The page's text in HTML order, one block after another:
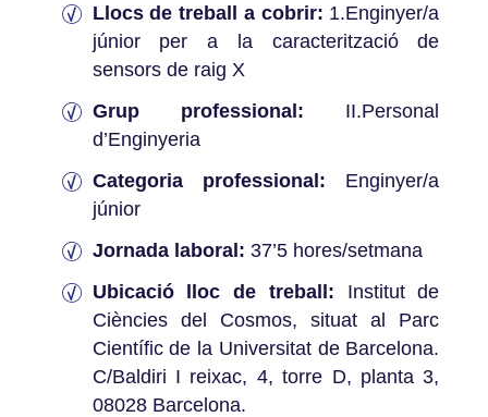
Llocs de treball a cobrir: 1.Enginyer/a
júnior per a la caracterització de
sensors de raig X
Grup professional: II.Personal
d’Enginyeria
Categoria professional: Enginyer/a
júnior
Jornada laboral: 37’5 hores/setmana
Ubicació lloc de treball: Institut de
Ciències del Cosmos, situat al Parc
Científic de la Universitat de Barcelona.
C/Baldiri I reixac, 4, torre D, planta 3,
08028 Barcelona.